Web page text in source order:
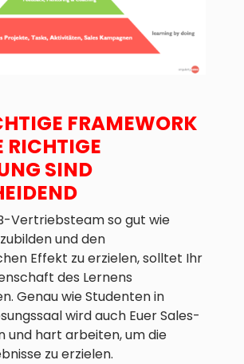
FRAMEWORK
RICHTIGE
SIND
Vertriebsteam so gut wie
und den
Effekt zu erzielen, solltet Ihr
des Lernens
Genau wie Studenten in
wird auch Euer Sales-
und hart arbeiten, um die
zu erzielen.